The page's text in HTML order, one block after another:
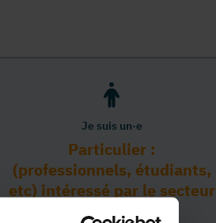
Je suis un·e
Particulier :
(professionnels, étudiants,
etc) intéressé par le secteur
PMS